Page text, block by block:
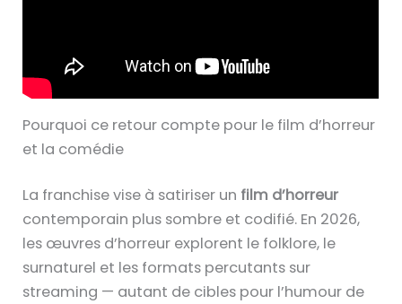
Pourquoi ce retour compte pour le film d’horreur
et la comédie
La franchise vise à satiriser un film d’horreur
contemporain plus sombre et codifié. En 2026,
les œuvres d’horreur explorent le folklore, le
surnaturel et les formats percutants sur
streaming — autant de cibles pour l’humour de